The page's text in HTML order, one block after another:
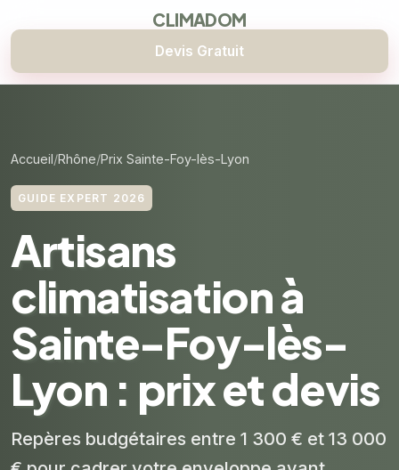
CLIMADOM
Devis Gratuit
Accueil Rhône Prix Sainte-Foy-lès-Lyon
GUIDE EXPERT 2026
Artisans
climatisation à
Sainte-Foy-lès-
Lyon : prix et devis
Repères budgétaires entre 1 300 € et 13 000